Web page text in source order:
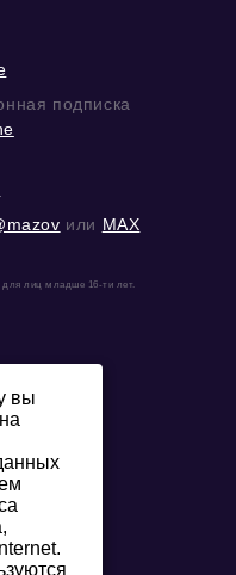
подписка
или MAX
для лиц младше 16-ти лет.
вы